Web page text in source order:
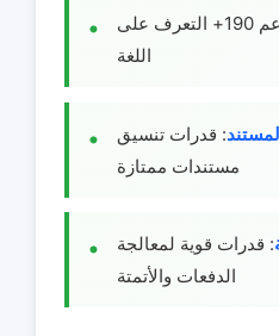
: يدعم 190+ التعرف على
اللغة
: قدرات تنسيق
مستندات ممتازة
: قدرات قوية لمعالجة
الدفعات والأتمتة